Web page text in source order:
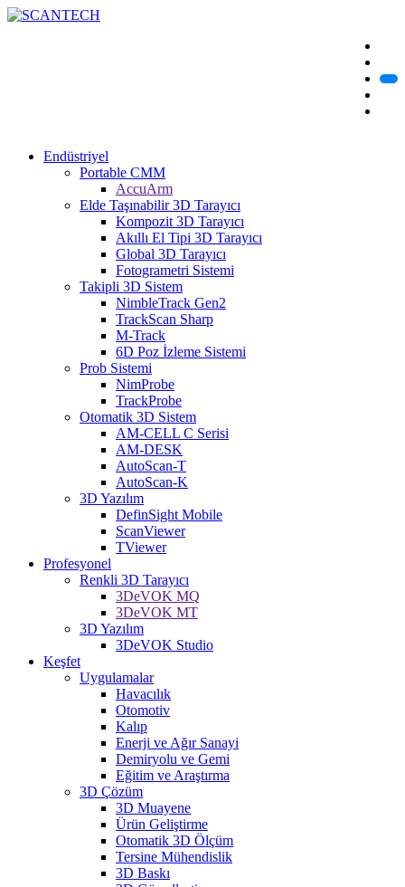
Endüstriyel
Portable CMM
AccuArm
Elde Taşınabilir 3D Tarayıcı
Kompozit 3D Tarayıcı
Akıllı El Tipi 3D Tarayıcı
Global 3D Tarayıcı
Fotogrametri Sistemi
Takipli 3D Sistem
NimbleTrack Gen2
TrackScan Sharp
M-Track
6D Poz İzleme Sistemi
Prob Sistemi
NimProbe
TrackProbe
Otomatik 3D Sistem
AM-CELL C Serisi
AM-DESK
AutoScan-T
AutoScan-K
3D Yazılım
DefinSight Mobile
ScanViewer
TViewer
Profesyonel
Renkli 3D Tarayıcı
3DeVOK MQ
3DeVOK MT
3D Yazılım
3DeVOK Studio
Keşfet
Uygulamalar
Havacılık
Otomotiv
Kalıp
Enerji ve Ağır Sanayi
Demiryolu ve Gemi
Eğitim ve Araştırma
3D Çözüm
3D Muayene
Ürün Geliştirme
Otomatik 3D Ölçüm
Tersine Mühendislik
3D Baskı